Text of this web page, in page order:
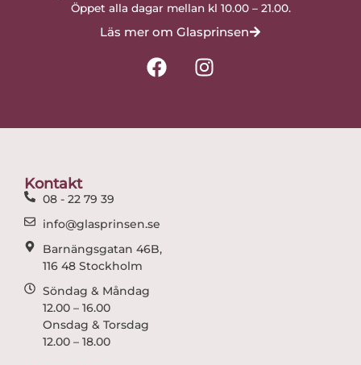
Öppet alla dagar mellan kl 10.00 – 21.00.
Läs mer om Glasprinsen
F
a
I
n
Kontakt
08 - 22 79 39
info@glasprinsen.se
Barnängsgatan 46B,
116 48 Stockholm
Söndag & Måndag
12.00 – 16.00
Onsdag & Torsdag
12.00 – 18.00